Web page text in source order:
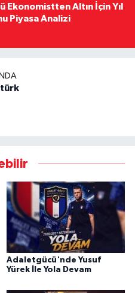
Ekonomistten Altın İçin Yıl
Piyasa Analizi
Adaletgücü'nde Yusuf
Yürek İle Yola Devam